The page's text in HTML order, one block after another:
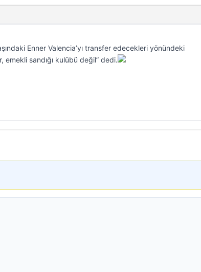
Enner Valencia’yı transfer edecekleri yönündeki
sandığı kulübü değil” dedi.